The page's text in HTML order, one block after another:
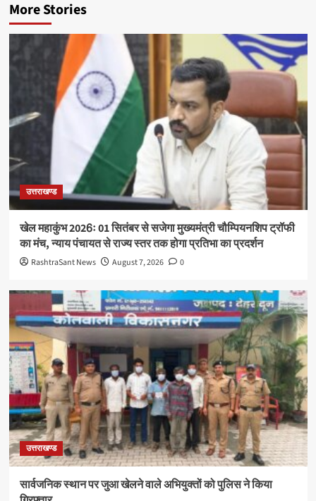
More Stories
उत्तराखण्ड
खेल महाकुंभ 2026ः 01 सितंबर से सजेगा मुख्यमंत्री चौम्पियनशिप ट्रॉफी
का मंच, न्याय पंचायत से राज्य स्तर तक होगा प्रतिभा का प्रदर्शन
RashtraSant News August 7, 2026 0
उत्तराखण्ड
सार्वजनिक स्थान पर जुआ खेलने वाले अभियुक्तों को पुलिस ने किया